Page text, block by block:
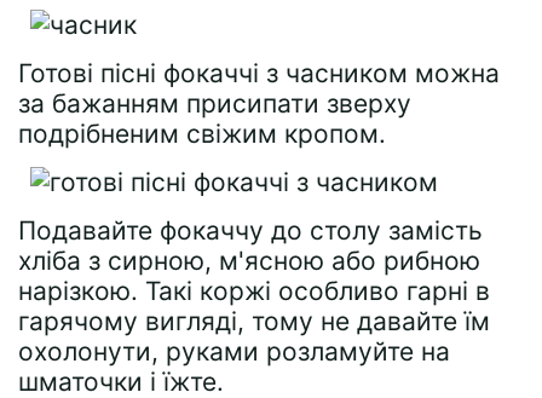
Готові пісні фокаччі з часником можна
за бажанням присипати зверху
подрібненим свіжим кропом.
Подавайте фокаччу до столу замість
хліба з сирною, м'ясною або рибною
нарізкою. Такі коржі особливо гарні в
гарячому вигляді, тому не давайте їм
охолонути, руками розламуйте на
шматочки і їжте.